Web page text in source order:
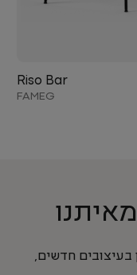
Riso Bar
FAMEG
בעיצובים חדשים,